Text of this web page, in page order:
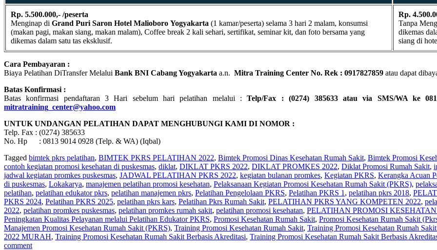
Rp. 5.500.000,- /peserta
Menginap di Grand Puri Saron Hotel Malioboro Yogyakarta (1 kamar/peserta) selama 3 hari 2 malam, konsumsi
(makan pagi, makan siang, makan malam), Coffee break 2 kali sehari, sertifikat, seminar kit, dan foto bersama yang
dikemas dalam satu tas eksklusif.
Rp.
Tanpa
dikemas
siang di
Cara Pembayaran :
Biaya Pelatihan DiTransfer Melalui Bank BNI Cabang Yogyakarta a.n. Mitra Training Center No. Rek : 0917827859 atau dapat
Batas Konfirmasi :
Batas konfirmasi pendaftaran 3 Hari sebelum hari pelatihan melalui :Telp/Fax : (0274) 385633 atau via SMS/WA ke
mitratraining_center@yahoo.com
UNTUK UNDANGAN PELATIHAN DAPAT MENGHUBUNGI KAMI DI NOMOR :
Telp. Fax : (0274) 385633
No. Hp : 0813 9014 0928 (Telp. & WA) (Iqbal)
Tagged bimtek pkrs pelatihan, BIMTEK PKRS PELATIHAN 2022, Bimtek Promosi Dinas Kesehatan Rumah Sakit, Bimtek Promosi
contoh kegiatan promosi kesehatan di puskesmas, diklat, DIKLAT PKRS 2022, DIKLAT PROMKES 2022, Diklat Promosi Rumah Sakit,
jadwal kegiatan promkes puskesmas, JADWAL PELATIHAN PKRS 2022, kegiatan bulanan promkes, Kegiatan PKRS, Kerangka Acuan
di puskesmas, Lokakarya, manajemen pelatihan promosi kesehatan, Pelaksanaan Kegiatan Promosi Kesehatan Rumah Sakit (PKRS),
pelatihan, pelatihan edukator pkrs, pelatihan manajemen pkrs, Pelatihan Pengelolaan PKRS, Pelatihan PKRS 1 , pelatihan pkrs 2018,
PKRS 2024, Pelatihan PKRS 2025, pelatihan pkrs kars, Pelatihan Pkrs Rumah Sakit, PELATIHAN PKRS YANG KOMPETEN 2022,
2022, pelatihan promkes puskesmas, pelatihan promkes rumah sakit, pelatihan promosi kesehatan, PELATIHAN PROMOSI KESEHATAN
Peningkatan Kualitas Pelayanan melalui Pelatihan Edukator PKRS, Promosi Kesehatan Rumah Sakit, Promosi Kesehatan Rumah Sakit
Manajemen Promosi Kesehatan Rumah Sakit (PKRS), Training Promosi Kesehatan Rumah Sakit, Training Promosi Kesehatan Rumah
2022 MURAH, Training Promosi Kesehatan Rumah Sakit Berbasis Akreditasi, Training Promosi Kesehatan Rumah Sakit Berbasis
comment